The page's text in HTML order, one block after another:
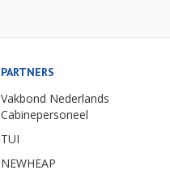
PARTNERS
Vakbond Nederlands
Cabinepersoneel
TUI
NEWHEAP